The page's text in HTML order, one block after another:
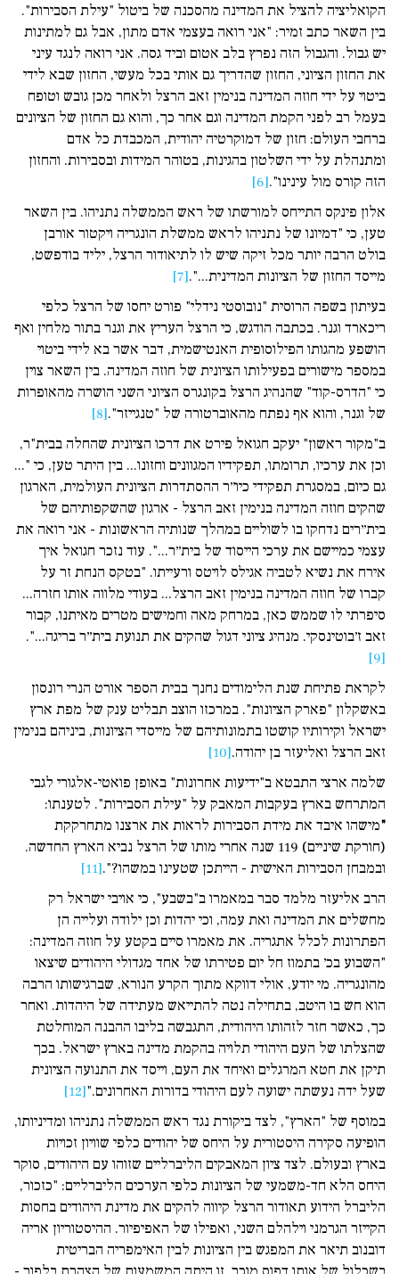
הקואליציה להציל את המדינה מהסכנה של ביטול "עילת הסבירות".
בין השאר כתב זמיר: "אני רואה בעצמי אדם מתון, אבל גם למ­תינות
יש גבול. והגבול הזה נפרץ בלב אטום וביד גסה. אני רואה לנגד עיני
את החזון הציוני, החזון שהדריך גם אותי בכל מעשי, החזון שבא לידי
ביטוי על ידי חוזה המדינה בנימין זאב הרצל ולאחר מכן גובש וטופח
בעמל רב לפני הקמת המדינה וגם אחר כך, והוא גם החזון של הציונים
ברחבי העולם: חזון של דמוקרטיה יהודית, המכבדת כל אדם
ומתנהלת על ידי השלטון בהגינות, בטוהר המידות ובסבירות. והחזון
הזה קורס מול עינינו".[6]
אלון פינקס התייחס למורשתו של ראש הממשלה נתניהו. בין השאר
טען, כי "דמיונו של נתניהו לראש ממשלת הונגריה ויקטור אורבן
בולט הרבה יותר מכל זיקה שיש לו לתיאודור הרצל, יליד בודפשט,
מייסד החזון של הציונות המדינית...".[7]
בעיתון בשפה הרוסית "נובוסטי נידלי" פורט יחסו של הרצל כלפי
ריכארד וגנר. בכתבה הודגש, כי הרצל העריץ את וגנר בתור מלחין ואף
הושפע מהגותו הפילוסופית האנטישמית, דבר אשר בא לידי ביטוי
במספר מישורים בפעילותו הציונית של חוזה המדינה. בין השאר צוין
כי "הדרס-קוד" שהנהיג הרצל בקונגרס הציוני השני הושרה מהאופרות
של וגנר, והוא אף נפתח מהאוברטורה של "טנגייזר".[8]
ב"מקור ראשון" יעקב חגואל פירט את דרכו הציונית שהחלה בבית"ר,
וכן את ערכיו, תרומתו, תפקידיו המגוונים וחזונו... בין היתר טען, כי "...
גם כיום, במסגרת תפקידי כיו״ר ההסתדרות הציונית העולמית, הארגון
שהקים חוזה המדינה בנימין זאב הרצל - ארגון שהשקפותיהם של
בית״רים נדחקו בו לשוליים במהלך שנותיה הראשונות - אני רואה את
עצמי כמיישם את ערכי הייסוד של בית״ר...". עוד נזכר חגואל איך
אירח את נשיא לטביה אגילס לויטס ורעייתו. "בטקס הנחת זר על
קברו של חוזה המדינה בנימין זאב הרצל... בעודי מלווה אותו חזרה...
סיפרתי לו שממש כאן, במרחק מאה וחמישים מטרים מאיתנו, קבור
זאב ז׳בוטינסקי. מנהיג ציוני דגול שהקים את תנועת בית״ר בריגה...".
[9]
לקראת פתיחת שנת הלימודים נחנך בבית הספר אורט הנרי רונסון
באשקלון "פארק הציונות". במרכזו הוצב תבליט ענק של מפת ארץ
ישראל וקירותיו קושטו בתמונותיהם של מייסדי הציונות, ביניהם בנימין
זאב הרצל ואליעזר בן יהודה.[10]
שלמה ארצי התבטא ב"ידיעות אחרונות" באופן פואטי-אלגורי לגבי
המתרחש בארץ בעקבות המאבק על "עילת הסבירות". לטענתו:
"מישהו איבד את מידת הסבירות לראות את ארצנו מתחרקקת
(חורקת שיניים) 119 שנה אחרי מותו של הרצל נביא הארץ החדשה.
ובמבחן הסבירות האישית - הייתכן שטעינו במשהו?".[11]
הרב אליעזר מלמד סבר במאמרו ב"בשבע", כי אויבי ישראל רק
מחשלים את המדינה ואת עמה, וכי יהדות וכן ילודה ועלייה הן
הפתרונות לכלל אתגריה. את מאמרו סיים בקטע על חוזה המדינה:
"השבוע בכ׳ בתמוז חל יום פטירתו של אחד מגדולי היהודים שיצאו
מהונגריה. מי יודע, אולי דווקא מתוך הקרע הנורא, שברגישותו הרבה
הוא חש בו היטב, בתחילה נטה להתייאש מעתידה של היהדות. ואחר
כך, כאשר חזר לזהותו היהודית, התגבשה בליבו ההבנה המוחלטת
שהצלתו של העם היהודי תלויה בהקמת מדינה בארץ ישראל. בכך
תיקן את חטא המרגלים ואיחד את העם, וייסד את התנועה הציונית
שעל ידה נעשתה ישועה לעם היהודי בדורות האחרונים."[12]
במוסף של "הארץ", לצד ביקורת נגד ראש הממשלה נתניהו ומדיניותו,
הופיעה סקירה היסטורית על היחס של יהודים כלפי שוויון זכויות
בארץ ובעולם. לצד ציון המאבקים הליברליים שזוהו עם היהודים, סוקר
היחס הלא חד-משמעי של הציונות כלפי הערכים הליברליים: "כזכור,
הליברל הידוע תאודור הרצל קיווה להקים את מדינת היהודים בחסות
הקייזר הגרמני וילהלם השני, ואפילו של האפיפיור. ההיסטוריון אריה
דובנוב תיאר את המפגש בין הציונות לבין האימפריה הבריטית